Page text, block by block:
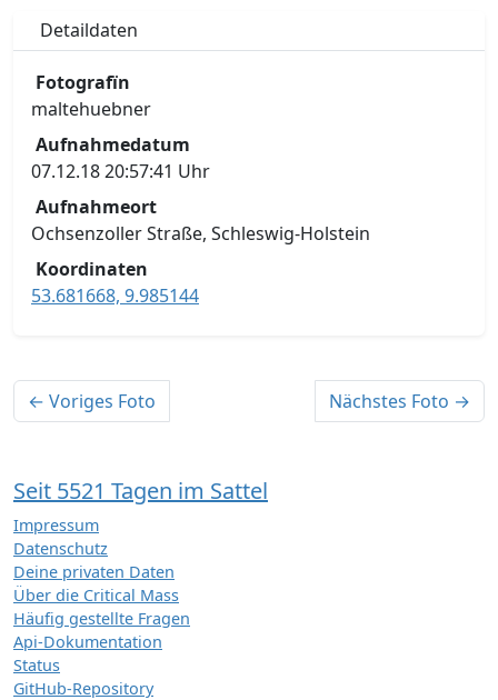
Detaildaten
Fotografïn
maltehuebner
Aufnahmedatum
07.12.18 20:57:41 Uhr
Aufnahmeort
Ochsenzoller Straße, Schleswig-Holstein
Koordinaten
53.681668, 9.985144
← Voriges Foto Nächstes Foto →
Seit 5521 Tagen im Sattel
Impressum
Datenschutz
Deine privaten Daten
Über die Critical Mass
Häufig gestellte Fragen
Api-Dokumentation
Status
GitHub-Repository